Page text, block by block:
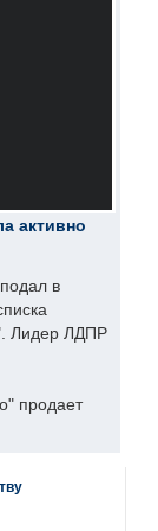
активно
в
Лидер ЛДПР
продает